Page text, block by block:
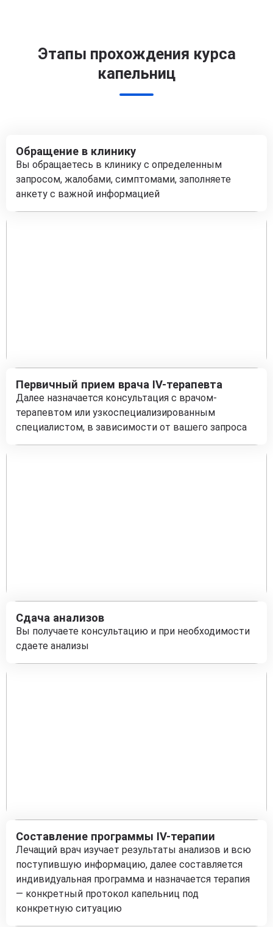
Этапы прохождения курса
капельниц
Обращение в клинику
Вы обращаетесь в клинику с определенным
запросом, жалобами, симптомами, заполняете
анкету с важной информацией
Первичный прием врача IV-терапевта
Далее назначается консультация с врачом-
терапевтом или узкоспециализированным
специалистом, в зависимости от вашего запроса
Сдача анализов
Вы получаете консультацию и при необходимости
сдаете анализы
Составление программы IV-терапии
Лечащий врач изучает результаты анализов и всю
поступившую информацию, далее составляется
индивидуальная программа и назначается терапия
— конкретный протокол капельниц под
конкретную ситуацию